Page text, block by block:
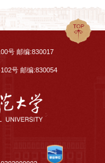
号 邮编:830017
号 邮编:830054